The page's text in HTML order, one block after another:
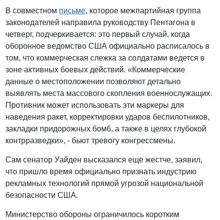
В совместном письме, которое межпартийная группа
законодателей направила руководству Пентагона в
четверг, подчеркивается: это первый случай, когда
оборонное ведомство США официально расписалось в
том, что коммерческая слежка за солдатами ведется в
зоне активных боевых действий. «Коммерческие
данные о местоположении позволяют детально
выявлять места массового скопления военнослужащих.
Противник может использовать эти маркеры для
наведения ракет, корректировки ударов беспилотников,
закладки придорожных бомб, а также в целях глубокой
контрразведки», - бьют тревогу конгрессмены.
Сам сенатор Уайден высказался еще жестче, заявил,
что пришло время официально признать индустрию
рекламных технологий прямой угрозой национальной
безопасности США.
Министерство обороны ограничилось коротким